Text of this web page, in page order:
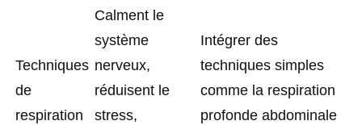
Techniques
de
respiration
Calment le
système
nerveux,
réduisent le
stress,
Intégrer des
techniques simples
comme la respiration
profonde abdominale